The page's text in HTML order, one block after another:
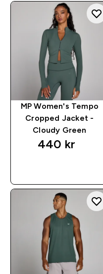
MP Women's Tempo
Cropped Jacket -
Cloudy Green
440 kr‎